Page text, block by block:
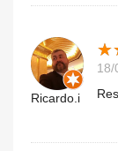
Ricardo.i
★
★
18/